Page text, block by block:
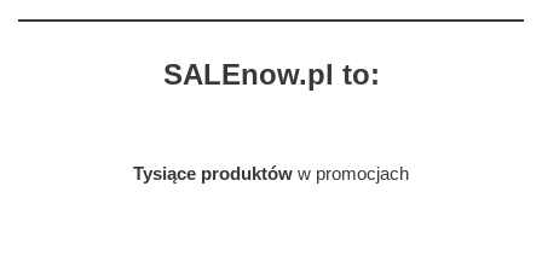
SALEnow.pl to:
Tysiące produktów w promocjach